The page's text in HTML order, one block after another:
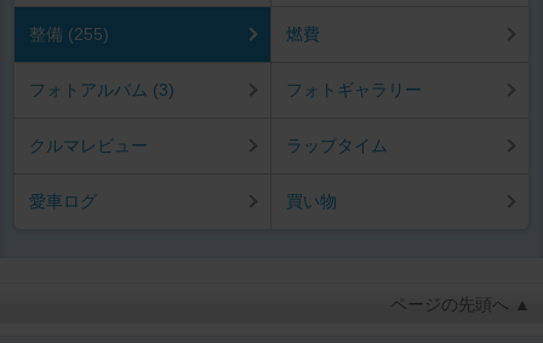
整備 (255) 燃費
フォトアルバム (3) フォトギャラリー
クルマレビュー ラップタイム
愛車ログ 買い物
ページの先頭へ ▲